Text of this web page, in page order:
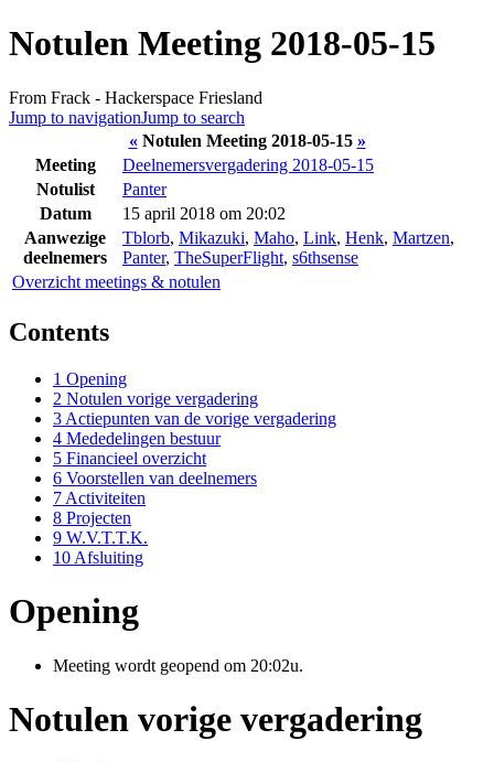
Notulen Meeting 2018-05-15
From Frack - Hackerspace Friesland
Jump to navigationJump to search
«Notulen Meeting 2018-05-15 »
Meeting
Deelnemersvergadering 2018-05-15
Notulist
Panter
Datum
15 april 2018 om 20:02
Aanwezige
deelnemers
Tblorb, Mikazuki, Maho, Link, Henk, Martzen,
Panter, TheSuperFlight, s6thsense
Overzicht meetings & notulen
Contents
1 Opening
2 Notulen vorige vergadering
3 Actiepunten van de vorige vergadering
4 Mededelingen bestuur
5 Financieel overzicht
6 Voorstellen van deelnemers
7 Activiteiten
8 Projecten
9 W.V.T.T.K.
10 Afsluiting
Opening
Meeting wordt geopend om 20:02u.
Notulen vorige vergadering